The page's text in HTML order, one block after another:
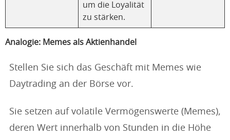
um die Loyalität
zu stärken.
Analogie: Memes als Aktienhandel
Stellen Sie sich das Geschäft mit Memes wie
Daytrading an der Börse vor.
Sie setzen auf volatile Vermögenswerte (Memes),
deren Wert innerhalb von Stunden in die Höhe